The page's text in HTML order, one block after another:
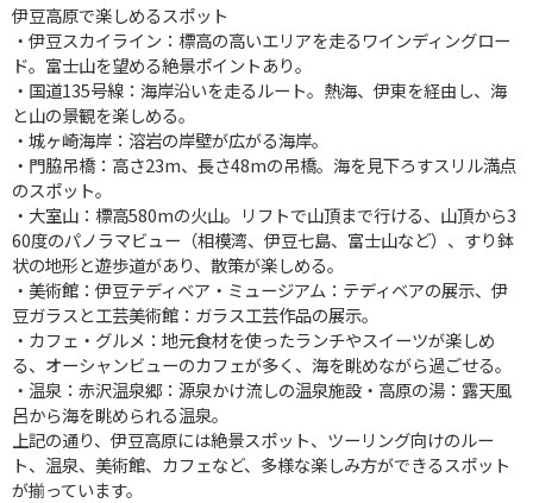
伊豆高原で楽しめるスポット
・伊豆スカイライン：標高の高いエリアを走るワインディングロー
ド。富士山を望める絶景ポイントあり。
・国道135号線：海岸沿いを走るルート。熱海、伊東を経由し、海
と山の景観を楽しめる。
・城ヶ崎海岸：溶岩の岸壁が広がる海岸。
・門脇吊橋：高さ23m、長さ48mの吊橋。海を見下ろすスリル満点
のスポット。
・大室山：標高580mの火山。リフトで山頂まで行ける、山頂から3
60度のパノラマビュー（相模湾、伊豆七島、富士山など）、すり鉢
状の地形と遊歩道があり、散策が楽しめる。
・美術館：伊豆テディベア・ミュージアム：テディベアの展示、伊
豆ガラスと工芸美術館：ガラス工芸作品の展示。
・カフェ・グルメ：地元食材を使ったランチやスイーツが楽しめ
る、オーシャンビューのカフェが多く、海を眺めながら過ごせる。
・温泉：赤沢温泉郷：源泉かけ流しの温泉施設・高原の湯：露天風
呂から海を眺められる温泉。
上記の通り、伊豆高原には絶景スポット、ツーリング向けのルー
ト、温泉、美術館、カフェなど、多様な楽しみ方ができるスポット
が揃っています。